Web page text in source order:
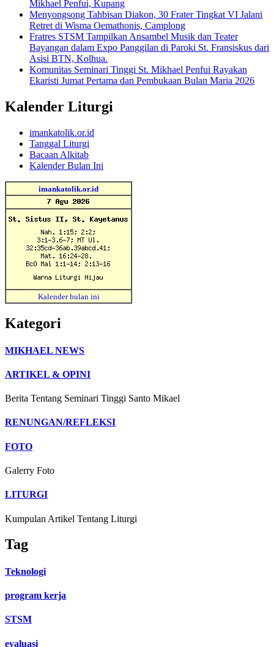
Mikhael Penfui, Kupang
Menyongsong Tahbisan Diakon, 30 Frater Tingkat VI Jalani
Retret di Wisma Oemathonis, Camplong
Fratres STSM Tampilkan Ansambel Musik dan Teater
Bayangan dalam Expo Panggilan di Paroki St. Fransiskus dari
Asisi BTN, Kolhua.
Komunitas Seminari Tinggi St. Mikhael Penfui Rayakan
Ekaristi Jumat Pertama dan Pembukaan Bulan Maria 2026
Kalender Liturgi
imankatolik.or.id
Tanggal Liturgi
Bacaan Alkitab
Kalender Bulan Ini
imankatolik.or.id
Kalender bulan ini
Kategori
MIKHAEL NEWS
ARTIKEL & OPINI
Berita Tentang Seminari Tinggi Santo Mikael
RENUNGAN/REFLEKSI
FOTO
Galerry Foto
LITURGI
Kumpulan Artikel Tentang Liturgi
Tag
Teknologi
program kerja
STSM
evaluasi